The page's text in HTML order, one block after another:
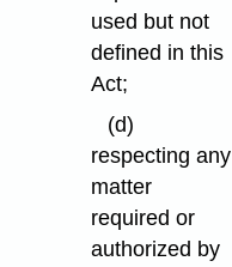
used but not
defined in this
Act;
(d)
respecting any
matter
required or
authorized by